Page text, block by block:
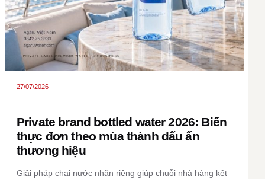
27/07/2026
Private brand bottled water 2026: Biến
thực đơn theo mùa thành dấu ấn
thương hiệu
Giải pháp chai nước nhãn riêng giúp chuỗi nhà hàng kết